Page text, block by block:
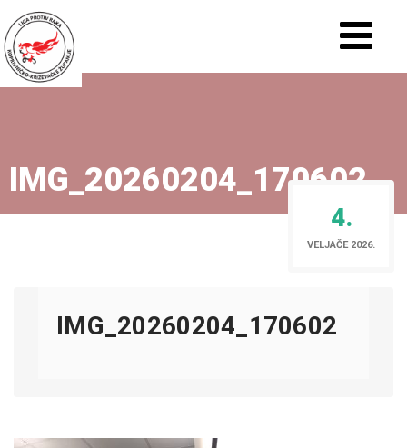
IMG_20260204_170602
4.
VELJAČE 2026.
IMG_20260204_170602